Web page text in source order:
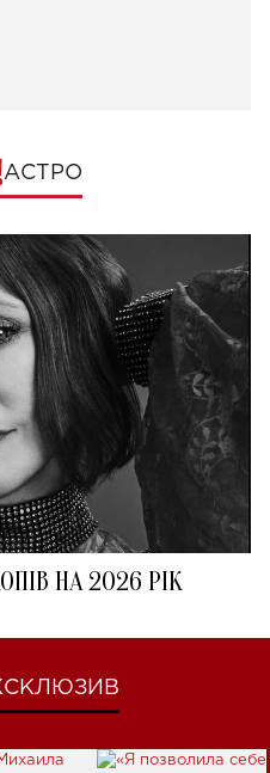
АСТРО
НА 2026 РІК